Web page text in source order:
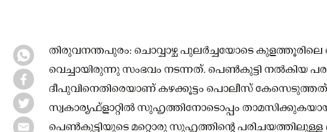
തിരുവനന്തപുരം: ചൊവ്വാഴ്ച പുലര്‍ച്ചയോടെ കുളത്തൂരിലെ
വെച്ചായിരുന്നു സംഭവം നടന്നത്. പെണ്‍കുട്ടി നല്‍കിയ
ദീപുവിനെതിരെയാണ് കഴക്കൂട്ടം പൊലീസ്
സ്വകാര്യഫ്‌ളാറ്റില്‍ സുഹൃത്തിനോടൊപ്പം
പെണ്‍കുട്ടിയുടെ മറ്റൊരു സുഹൃത്തിന്റെ പരിചയത്തിലുള്ള